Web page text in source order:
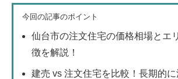
今回の記事のポイント
仙台市の注文住宅の価格相場とエ
徴を解説！
建売 vs 注文住宅を比較！長期的